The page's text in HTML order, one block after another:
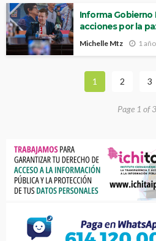
Informa Gobierno
acciones por la
Michelle Mtz 1
1 2 3
Page 1 of 3